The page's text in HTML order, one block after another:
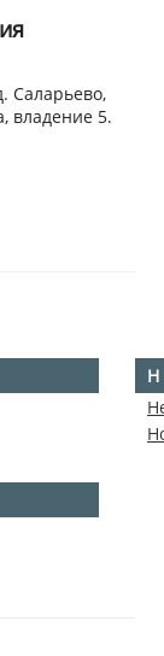
Саларьево,
владение 5.
Н